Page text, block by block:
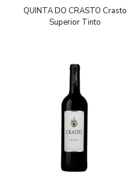
QUINTA DO CRASTO Crasto
Superior Tinto